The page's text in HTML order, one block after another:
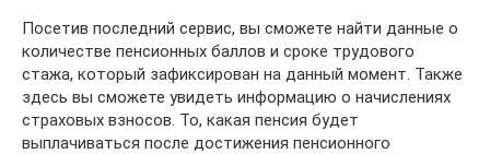
Посетив последний сервис, вы сможете найти данные о
количестве пенсионных баллов и сроке трудового
стажа, который зафиксирован на данный момент. Также
здесь вы сможете увидеть информацию о начислениях
страховых взносов. То, какая пенсия будет
выплачиваться после достижения пенсионного